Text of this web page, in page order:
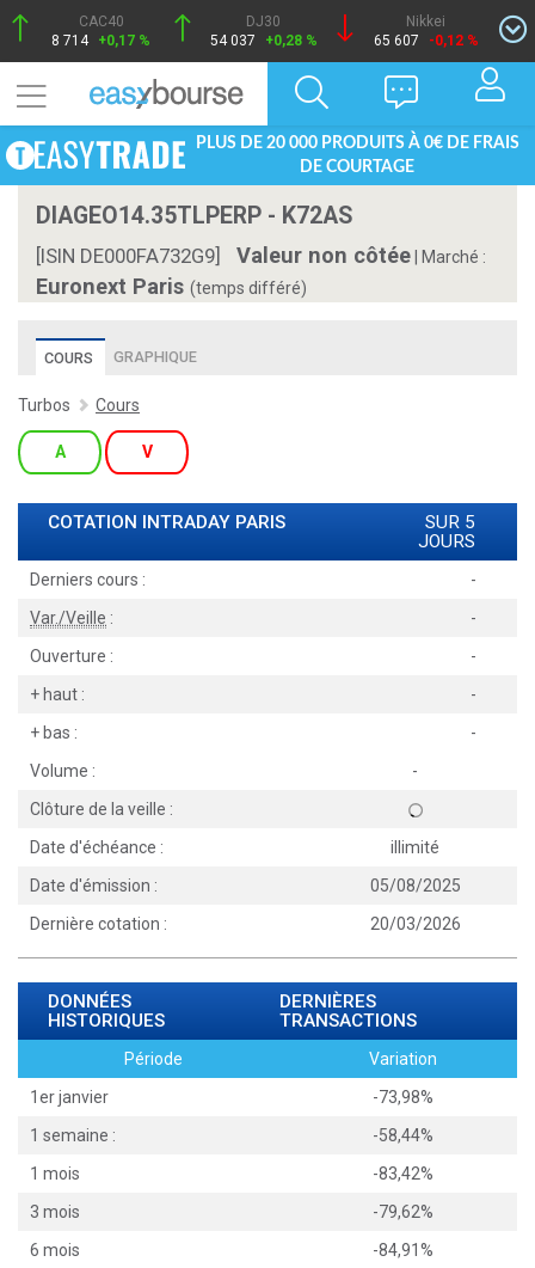
CAC40
8 714 +0,17 %
DJ30
54 037
+0,28 %
Nikkei
65 607
-0,12 %
PLUS DE 20 000 PRODUITS À 0€ DE FRAIS
DE COURTAGE
DIAGEO14.35TLPERP - K72AS
[ISIN DE000FA732G9] Valeur non côtée Marché :
Euronext Paris (temps différé)
COURS GRAPHIQUE
Turbos Cours
A V
COTATION INTRADAY PARIS
SUR 5
JOURS
Derniers cours :
-
Var./Veille :
-
Ouverture :
-
+ haut :
-
+ bas :
-
Volume :
-
Clôture de la veille :
Date d'échéance :
illimité
Date d'émission :
05/08/2025
Dernière cotation :
20/03/2026
DONNÉES
HISTORIQUES
DERNIÈRES
TRANSACTIONS
Période
Variation
1er janvier
-73,98%
1 semaine :
-58,44%
1 mois
-83,42%
3 mois
-79,62%
6 mois
-84,91%